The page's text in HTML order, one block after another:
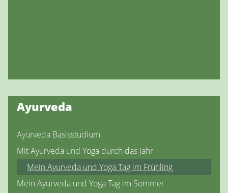
Ayurveda
Ayurveda Basisstudium
Mit Ayurveda und Yoga durch das Jahr
Mein Ayurveda und Yoga Tag im Frühling
Mein Ayurveda und Yoga Tag im Sommer